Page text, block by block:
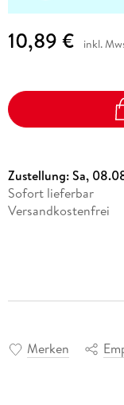
10,89 € inkl.
Zustellung:Sa,
Sofort lieferbar
Versandkostenfrei
Merken